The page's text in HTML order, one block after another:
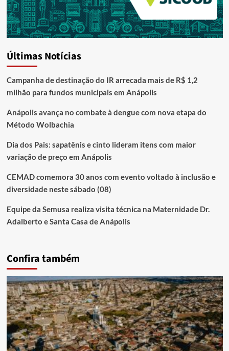
Últimas Notícias
Campanha de destinação do IR arrecada mais de R$ 1,2
milhão para fundos municipais em Anápolis
Anápolis avança no combate à dengue com nova etapa do
Método Wolbachia
Dia dos Pais: sapatênis e cinto lideram itens com maior
variação de preço em Anápolis
CEMAD comemora 30 anos com evento voltado à inclusão e
diversidade neste sábado (08)
Equipe da Semusa realiza visita técnica na Maternidade Dr.
Adalberto e Santa Casa de Anápolis
Confira também